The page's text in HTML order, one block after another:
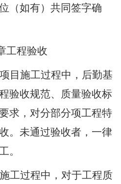
（如有）共同签字确
工程验收
目施工过程中，后勤基
验收规范、质量验收标
求，对分部分项工程特
。未通过验收者，一律
。
工过程中，对于工程质